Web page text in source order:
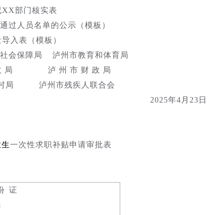
XX部门核实表
过人员名单的公示（模板）
入表（模板）
会保障局 泸州市教育和体育局
政 局 泸 州 市 财 政 局
村局 泸州市残疾人联合会
2025年4月23
一次性求职补贴申请审批表
证